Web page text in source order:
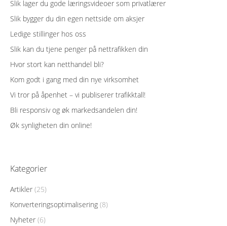
Slik lager du gode læringsvideoer som privatlærer
Slik bygger du din egen nettside om aksjer
Ledige stillinger hos oss
Slik kan du tjene penger på nettrafikken din
Hvor stort kan netthandel bli?
Kom godt i gang med din nye virksomhet
Vi tror på åpenhet – vi publiserer trafikktall!
Bli responsiv og øk markedsandelen din!
Øk synligheten din online!
Kategorier
Artikler (25)
Konverteringsoptimalisering (8)
Nyheter (6)